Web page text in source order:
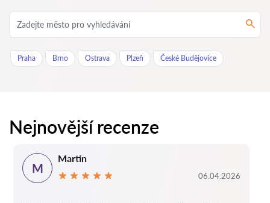
Praha Brno Ostrava Plzeň České Budějovice
Nejnovější recenze
M
Martin
06.04.2026